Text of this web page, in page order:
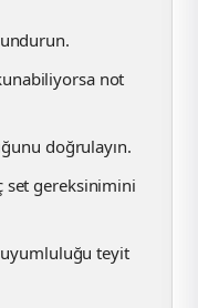
not
doğrulayın.
set gereksinimini
teyit